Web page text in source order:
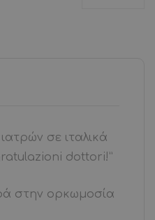
σε ιταλικά
dottori!”
στην ορκωμοσία